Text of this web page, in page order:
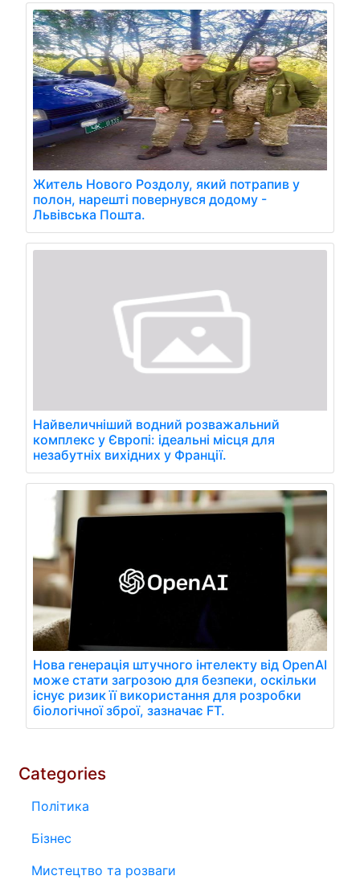
Житель Нового Роздолу, який потрапив у
полон, нарешті повернувся додому -
Львівська Пошта.
Найвеличніший водний розважальний
комплекс у Європі: ідеальні місця для
незабутніх вихідних у Франції.
Нова генерація штучного інтелекту від OpenAI
може стати загрозою для безпеки, оскільки
існує ризик її використання для розробки
біологічної зброї, зазначає FT.
Categories
Політика
Бізнес
Мистецтво та розваги